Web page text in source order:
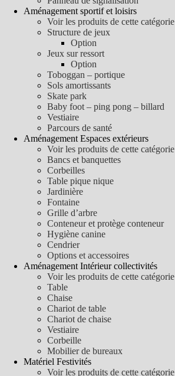
Aménagement sportif et loisirs
Voir les produits de cette catégorie
Structure de jeux
Option
Jeux sur ressort
Option
Toboggan – portique
Sols amortissants
Skate park
Baby foot – ping pong – billard
Vestiaire
Parcours de santé
Aménagement Espaces extérieurs
Voir les produits de cette catégorie
Bancs et banquettes
Corbeilles
Table pique nique
Jardinière
Fontaine
Grille d’arbre
Conteneur et protège conteneur
Hygiène canine
Cendrier
Options et accessoires
Aménagement Intérieur collectivités
Voir les produits de cette catégorie
Table
Chaise
Chariot de table
Chariot de chaise
Vestiaire
Corbeille
Mobilier de bureaux
Matériel Festivités
Voir les produits de cette catégorie